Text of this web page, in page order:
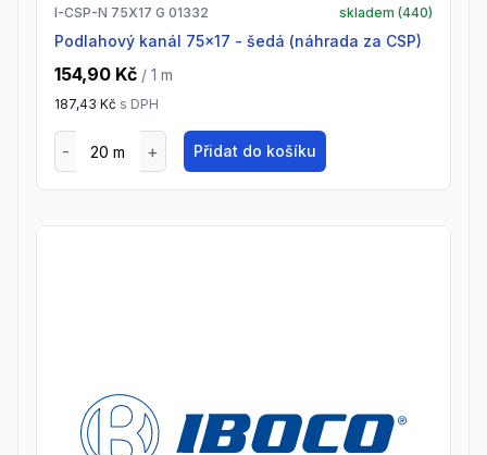
I-CSP-N 75X17 G 01332 skladem (440)
Podlahový kanál 75x17 - šedá (náhrada za CSP)
154,90 Kč / 1 m
187,43 Kč s DPH
Přidat do košíku